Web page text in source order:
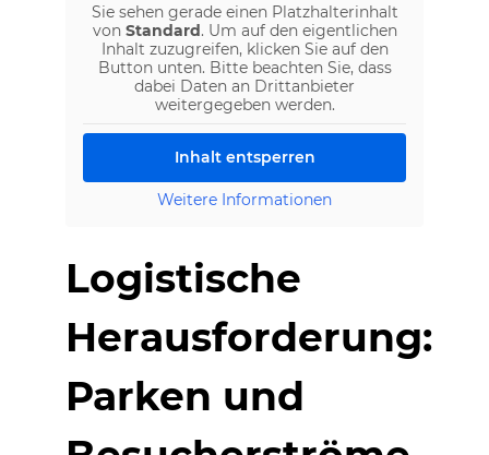
Sie sehen gerade einen Platzhalterinhalt
von Standard. Um auf den eigentlichen
Inhalt zuzugreifen, klicken Sie auf den
Button unten. Bitte beachten Sie, dass
dabei Daten an Drittanbieter
weitergegeben werden.
Inhalt entsperren
Weitere Informationen
Logistische
Herausforderung:
Parken und